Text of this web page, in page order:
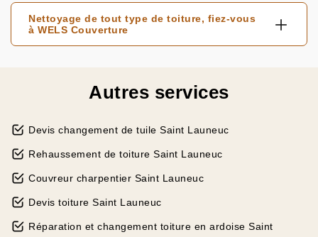
Nettoyage de tout type de toiture, fiez-vous
à WELS Couverture
Autres services
Devis changement de tuile Saint Launeuc
Rehaussement de toiture Saint Launeuc
Couvreur charpentier Saint Launeuc
Devis toiture Saint Launeuc
Réparation et changement toiture en ardoise Saint